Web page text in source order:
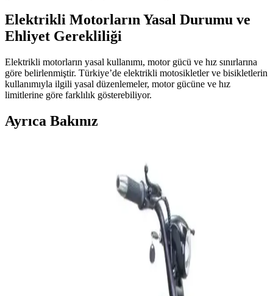
Elektrikli Motorların Yasal Durumu ve
Ehliyet Gerekliliği
Elektrikli motorların yasal kullanımı, motor gücü ve hız sınırlarına
göre belirlenmiştir. Türkiye’de elektrikli motosikletler ve bisikletlerin
kullanımıyla ilgili yasal düzenlemeler, motor gücüne ve hız
limitlerine göre farklılık gösterebiliyor.
Ayrıca Bakınız
Sürdürülebilir ve Ekonomik Çözümler
Şarjlı motorlar, batarya teknolojileri ve gelişen kullanım alanlarıyla
şehir içi ulaşımda sürdürülebilir ve ekonomik çözümler sağlıyor.
Plaka İstemeyen Elektrikli Motorlar: Türkiye'de
Yasal Durum ve Teknolojik Avantajlar
Plaka istemeyen elektrikli motorlar, düşük hız ve güç sınırlarıyla
yasal kolaylık ve çevreci ulaşım sunuyor. Türkiye'deki mevzuat ve
popüler modellerle şehir içi ulaşımda pratik alternatifler sağlıyor.